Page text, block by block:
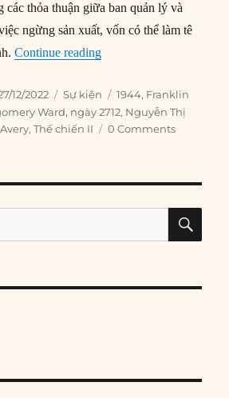
các thỏa thuận giữa ban quản lý và
ngừng sản xuất, vốn có thể làm tê
Continue reading“27/12/1944: Mỹ tịch
12/2022 Categories
Sự kiện Tags
1944, Franklin
Ward, ngày 2712, Nguyễn Thị
,Thế chiến II 0 Comments